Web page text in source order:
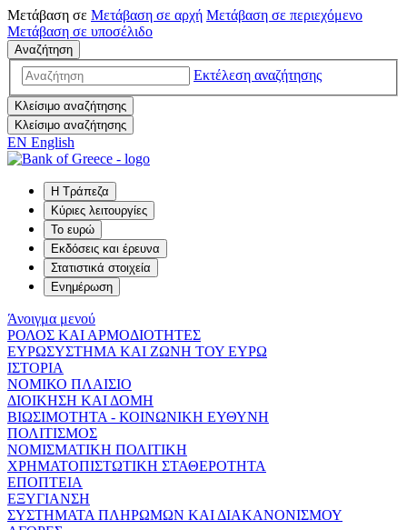
Μετάβαση σε Μετάβαση σε αρχή Μετάβαση σε περιεχόμενο
Μετάβαση σε υποσέλιδο
Αναζήτηση
Εκτέλεση αναζήτησης
Κλείσιμο αναζήτησης
Κλείσιμο αναζήτησης
EN English
Η Τράπεζα
Κύριες λειτουργίες
Το ευρώ
Εκδόσεις και έρευνα
Στατιστικά στοιχεία
Ενημέρωση
Άνοιγμα μενού
ΡΟΛΟΣ ΚΑΙ ΑΡΜΟΔΙΟΤΗΤΕΣ
ΕΥΡΩΣΥΣΤΗΜΑ ΚΑΙ ΖΩΝΗ ΤΟΥ ΕΥΡΩ
ΙΣΤΟΡΙΑ
ΝΟΜΙΚΟ ΠΛΑΙΣΙΟ
ΔΙΟΙΚΗΣΗ ΚΑΙ ΔΟΜΗ
ΒΙΩΣΙΜΟΤΗΤΑ - ΚΟΙΝΩΝΙΚΗ ΕΥΘΥΝΗ
ΠΟΛΙΤΙΣΜΟΣ
ΝΟΜΙΣΜΑΤΙΚΗ ΠΟΛΙΤΙΚΗ
ΧΡΗΜΑΤΟΠΙΣΤΩΤΙΚΗ ΣΤΑΘΕΡΟΤΗΤΑ
ΕΠΟΠΤΕΙΑ
ΕΞΥΓΙΑΝΣΗ
ΣΥΣΤΗΜΑΤΑ ΠΛΗΡΩΜΩΝ ΚΑΙ ΔΙΑΚΑΝΟΝΙΣΜΟΥ